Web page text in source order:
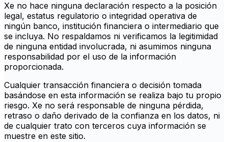
Xe no hace ninguna declaración respecto a la posición
legal, estatus regulatorio o integridad operativa de
ningún banco, institución financiera o intermediario que
se incluya. No respaldamos ni verificamos la legitimidad
de ninguna entidad involucrada, ni asumimos ninguna
responsabilidad por el uso de la información
proporcionada.
Cualquier transacción financiera o decisión tomada
basándose en esta información se realiza bajo tu propio
riesgo. Xe no será responsable de ninguna pérdida,
retraso o daño derivado de la confianza en los datos, ni
de cualquier trato con terceros cuya información se
muestre en este sitio.